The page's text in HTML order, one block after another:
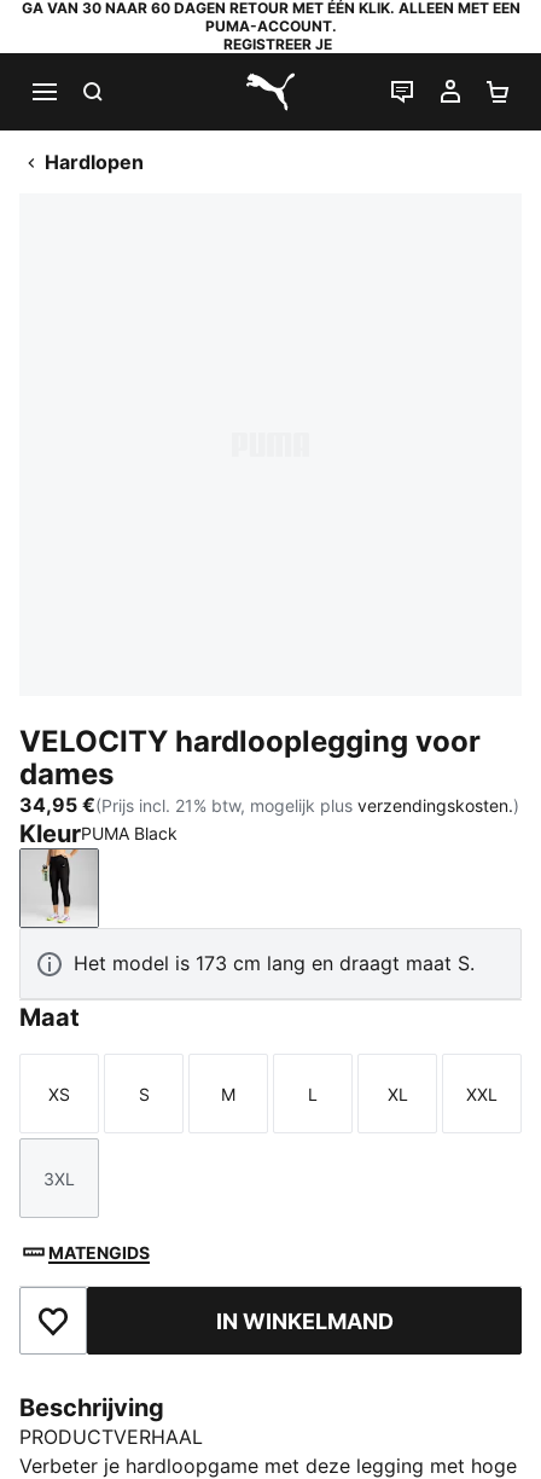
GA VAN 30 NAAR 60 DAGEN RETOUR MET ÉÉN KLIK. ALLEEN MET EEN
PUMA-ACCOUNT.
REGISTREER JE
PUMA.com
LIVE CHAT
MIJN
Hardlopen
VELOCITY hardlooplegging voor
dames
34,95 €(Prijs incl. 21% btw, mogelijk plus verzendingskosten.)
KleurPUMA Black
PUMA Black
Het model is 173 cm lang en draagt maat S.
Maat
Maat
XS
Maat
S
Maat
M
Maat
L
Maat
XL
Maat
XXL
Maat
3XL
MATENGIDS
Toegevoegd aan favorietenIN WINKELMAND
Beschrijving
PRODUCTVERHAAL
Verbeter je hardloopgame met deze legging met hoge